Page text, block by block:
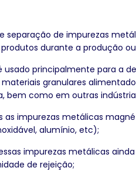
separação de impurezas
durante a produção
usado principalmente para a
granulares
bem como em outras
as impurezas metálicas
alumínio, etc);
impurezas metálicas
de rejeição;